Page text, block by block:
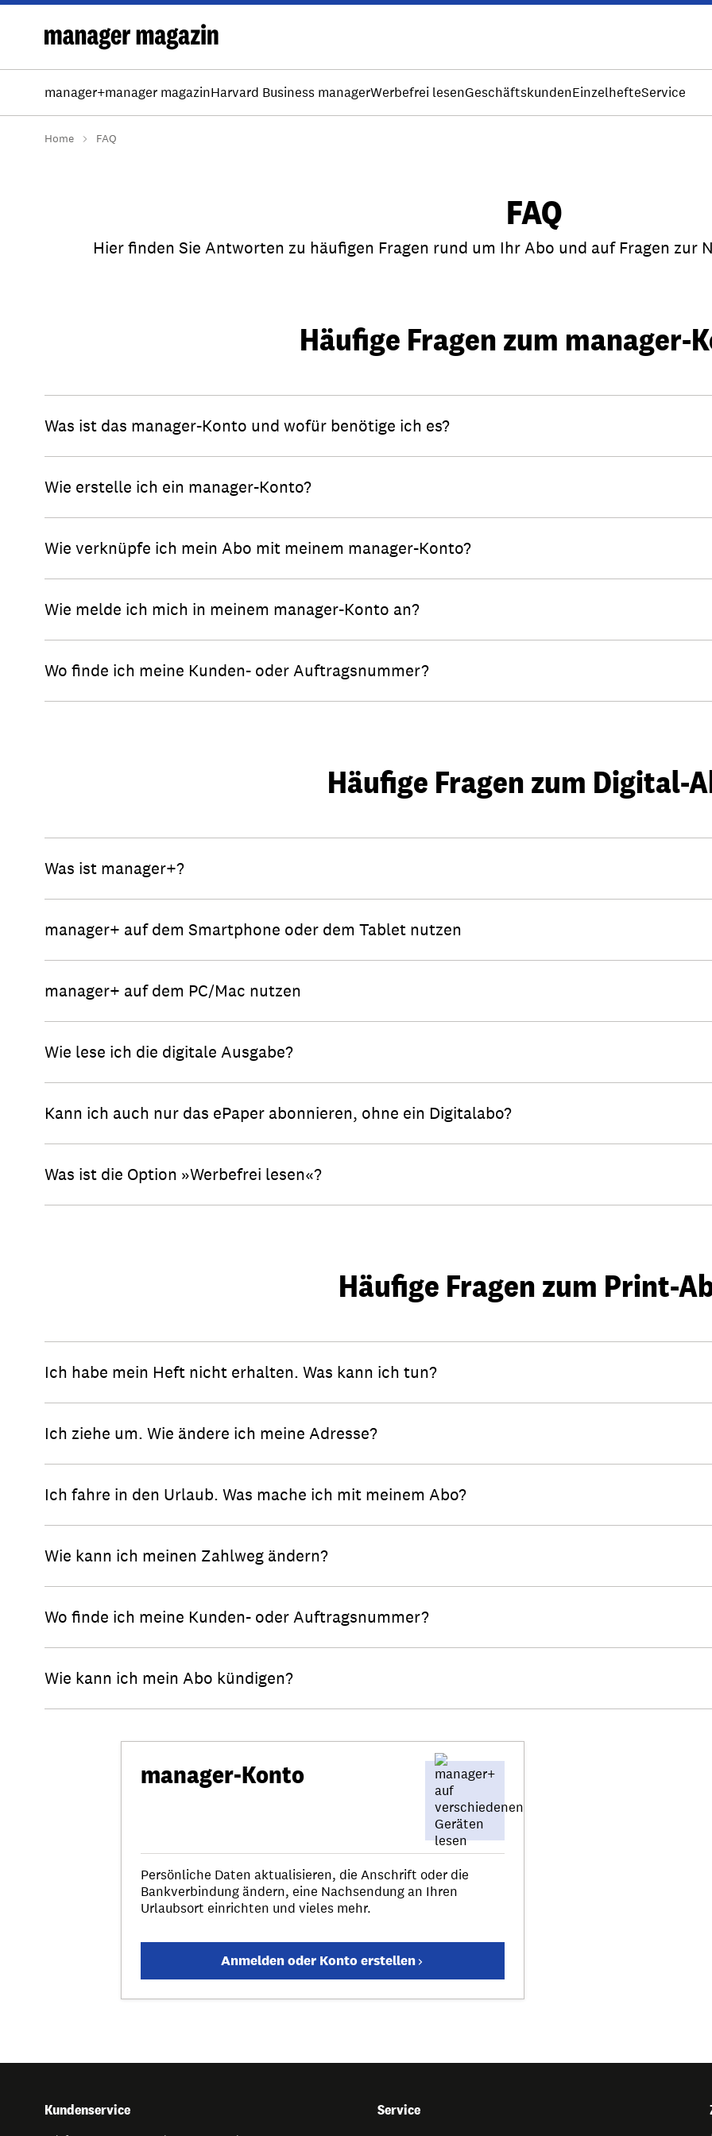
manager+manager magazinHarvard Business managerWerbefrei lesenGeschäftskundenEinzelhefteService
Home FAQ
FAQ
Hier finden Sie Antworten zu häufigen Fragen rund um Ihr Abo und auf Fragen zur
Häufige Fragen zum manager-
Was ist das manager-Konto und wofür benötige ich es?
Wie erstelle ich ein manager-Konto?
Wie verknüpfe ich mein Abo mit meinem manager-Konto?
Wie melde ich mich in meinem manager-Konto an?
Wo finde ich meine Kunden- oder Auftragsnummer?
Häufige Fragen zum Digital-
Was ist manager+?
manager+ auf dem Smartphone oder dem Tablet nutzen
manager+ auf dem PC/Mac nutzen
Wie lese ich die digitale Ausgabe?
Kann ich auch nur das ePaper abonnieren, ohne ein Digitalabo?
Was ist die Option »Werbefrei lesen«?
Häufige Fragen zum Print-
Ich habe mein Heft nicht erhalten. Was kann ich tun?
Ich ziehe um. Wie ändere ich meine Adresse?
Ich fahre in den Urlaub. Was mache ich mit meinem Abo?
Wie kann ich meinen Zahlweg ändern?
Wo finde ich meine Kunden- oder Auftragsnummer?
Wie kann ich mein Abo kündigen?
manager-Konto
Persönliche Daten aktualisieren, die Anschrift oder die
Bankverbindung ändern, eine Nachsendung an Ihren
Urlaubsort einrichten und vieles mehr.
Anmelden oder Konto erstellen
Kundenservice Service